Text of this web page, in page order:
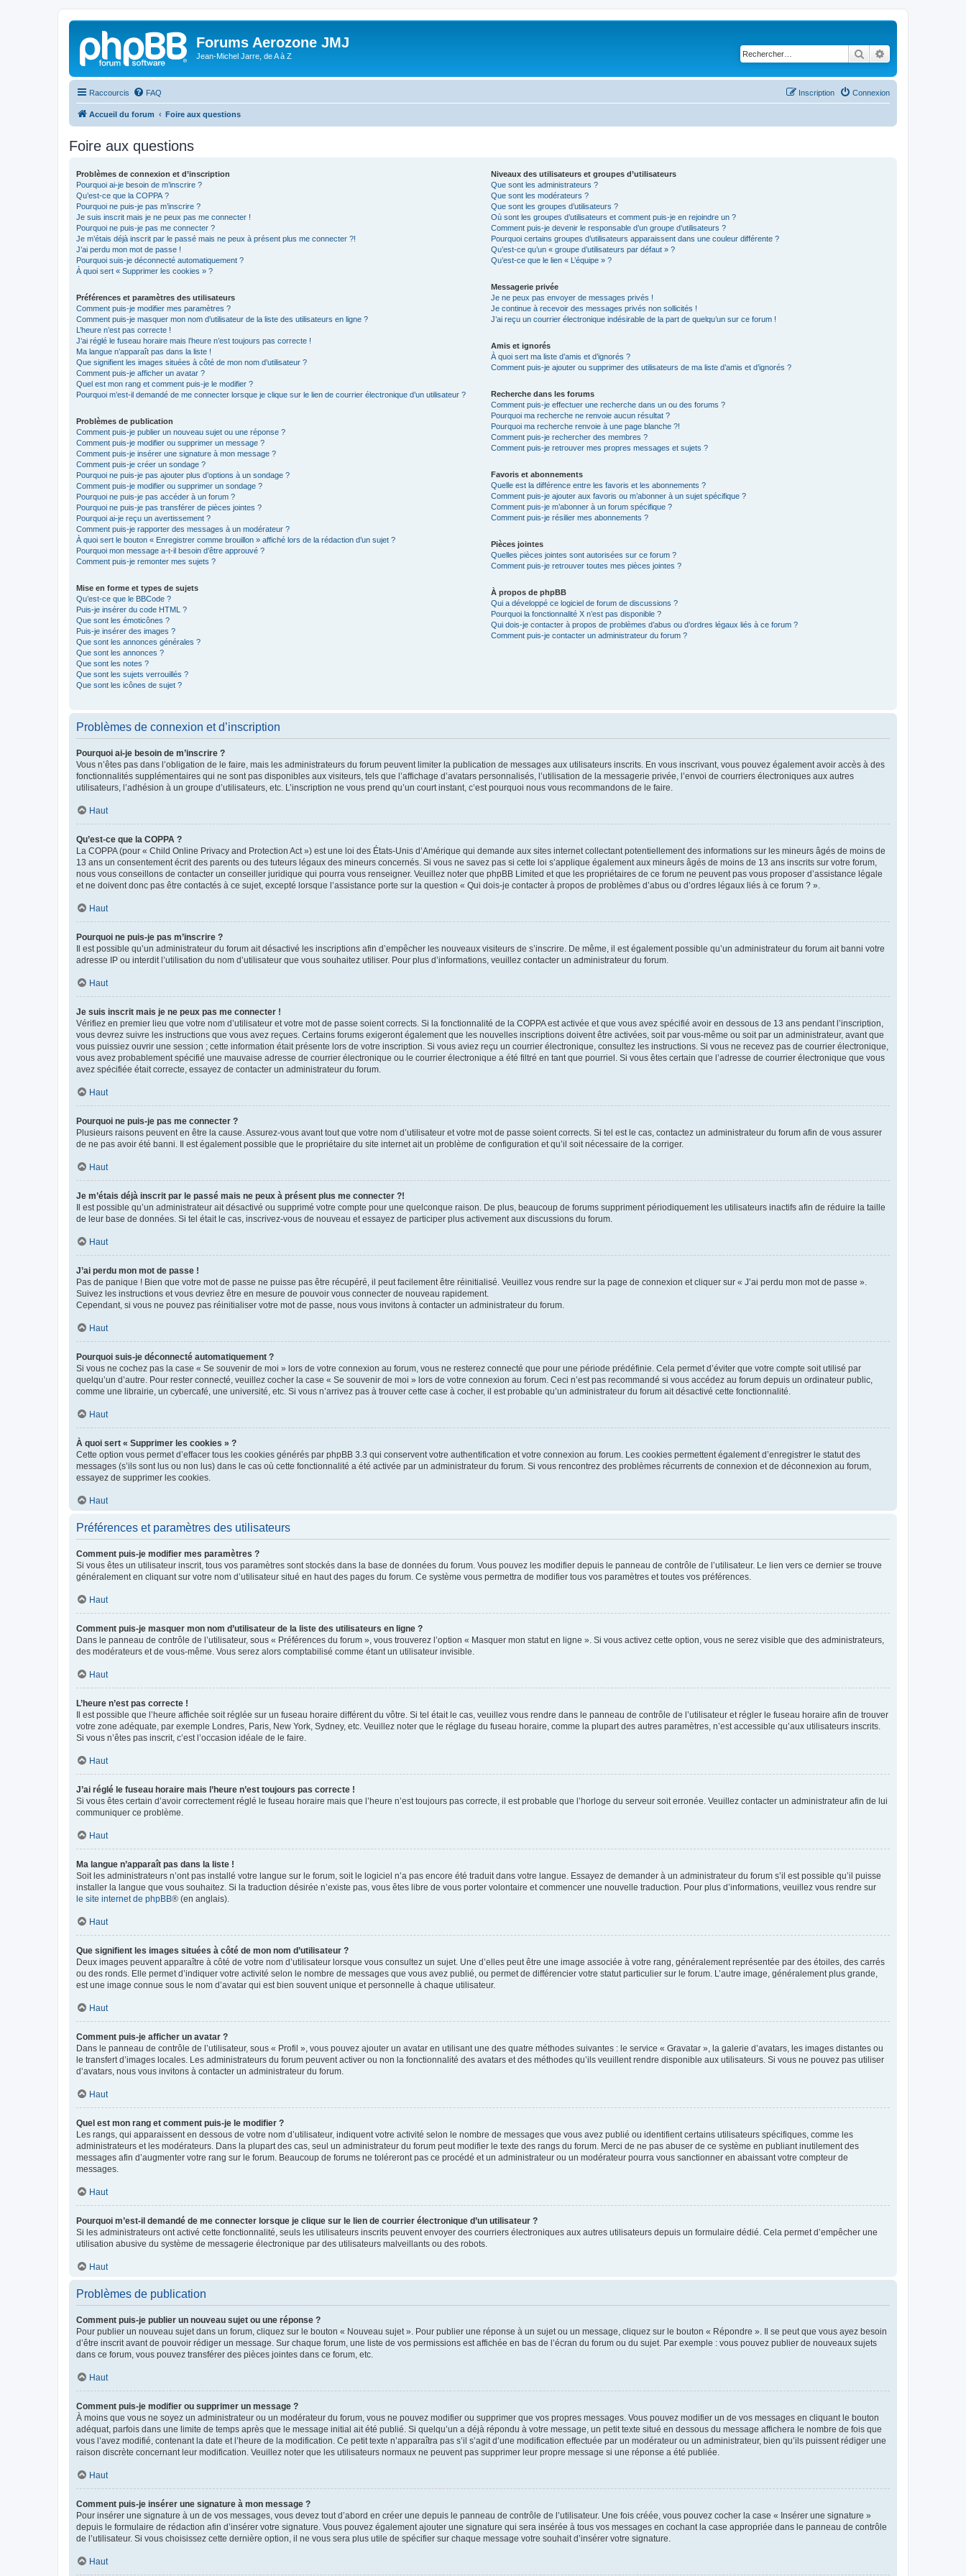
Forums Aerozone JMJ
Jean-Michel Jarre, de A à Z Rechercher
Raccourcis FAQ Connexion
Inscription
Accueil du forum Foire aux questions
Foire aux questions
Problèmes de connexion et d’inscription
Pourquoi ai-je besoin de m’inscrire ?
Qu’est-ce que la COPPA ?
Pourquoi ne puis-je pas m’inscrire ?
Je suis inscrit mais je ne peux pas me connecter !
Pourquoi ne puis-je pas me connecter ?
Je m’étais déjà inscrit par le passé mais ne peux à présent plus me connecter ?!
J’ai perdu mon mot de passe !
Pourquoi suis-je déconnecté automatiquement ?
À quoi sert « Supprimer les cookies » ?
Préférences et paramètres des utilisateurs
Comment puis-je modifier mes paramètres ?
Comment puis-je masquer mon nom d’utilisateur de la liste des utilisateurs en ligne ?
L’heure n’est pas correcte !
J’ai réglé le fuseau horaire mais l’heure n’est toujours pas correcte !
Ma langue n’apparaît pas dans la liste !
Que signifient les images situées à côté de mon nom d’utilisateur ?
Comment puis-je afficher un avatar ?
Quel est mon rang et comment puis-je le modifier ?
Pourquoi m’est-il demandé de me connecter lorsque je clique sur le lien de courrier électronique d’un utilisateur ?
Problèmes de publication
Comment puis-je publier un nouveau sujet ou une réponse ?
Comment puis-je modifier ou supprimer un message ?
Comment puis-je insérer une signature à mon message ?
Comment puis-je créer un sondage ?
Pourquoi ne puis-je pas ajouter plus d’options à un sondage ?
Comment puis-je modifier ou supprimer un sondage ?
Pourquoi ne puis-je pas accéder à un forum ?
Pourquoi ne puis-je pas transférer de pièces jointes ?
Pourquoi ai-je reçu un avertissement ?
Comment puis-je rapporter des messages à un modérateur ?
À quoi sert le bouton « Enregistrer comme brouillon » affiché lors de la rédaction d’un sujet ?
Pourquoi mon message a-t-il besoin d’être approuvé ?
Comment puis-je remonter mes sujets ?
Mise en forme et types de sujets
Qu’est-ce que le BBCode ?
Puis-je insérer du code HTML ?
Que sont les émoticônes ?
Puis-je insérer des images ?
Que sont les annonces générales ?
Que sont les annonces ?
Que sont les notes ?
Que sont les sujets verrouillés ?
Que sont les icônes de sujet ?
Niveaux des utilisateurs et groupes d’utilisateurs
Que sont les administrateurs ?
Que sont les modérateurs ?
Que sont les groupes d’utilisateurs ?
Où sont les groupes d’utilisateurs et comment puis-je en rejoindre un ?
Comment puis-je devenir le responsable d’un groupe d’utilisateurs ?
Pourquoi certains groupes d’utilisateurs apparaissent dans une couleur différente ?
Qu’est-ce qu’un « groupe d’utilisateurs par défaut » ?
Qu’est-ce que le lien « L’équipe » ?
Messagerie privée
Je ne peux pas envoyer de messages privés !
Je continue à recevoir des messages privés non sollicités !
J’ai reçu un courrier électronique indésirable de la part de quelqu’un sur ce forum !
Amis et ignorés
À quoi sert ma liste d’amis et d’ignorés ?
Comment puis-je ajouter ou supprimer des utilisateurs de ma liste d’amis et d’ignorés ?
Recherche dans les forums
Comment puis-je effectuer une recherche dans un ou des forums ?
Pourquoi ma recherche ne renvoie aucun résultat ?
Pourquoi ma recherche renvoie à une page blanche ?!
Comment puis-je rechercher des membres ?
Comment puis-je retrouver mes propres messages et sujets ?
Favoris et abonnements
Quelle est la différence entre les favoris et les abonnements ?
Comment puis-je ajouter aux favoris ou m’abonner à un sujet spécifique ?
Comment puis-je m’abonner à un forum spécifique ?
Comment puis-je résilier mes abonnements ?
Pièces jointes
Quelles pièces jointes sont autorisées sur ce forum ?
Comment puis-je retrouver toutes mes pièces jointes ?
À propos de phpBB
Qui a développé ce logiciel de forum de discussions ?
Pourquoi la fonctionnalité X n’est pas disponible ?
Qui dois-je contacter à propos de problèmes d’abus ou d’ordres légaux liés à ce forum ?
Comment puis-je contacter un administrateur du forum ?
Problèmes de connexion et d’inscription
Pourquoi ai-je besoin de m’inscrire ?
Vous n’êtes pas dans l’obligation de le faire, mais les administrateurs du forum peuvent limiter la publication de messages aux utilisateurs inscrits. En vous inscrivant, vous pouvez également avoir accès à des
fonctionnalités supplémentaires qui ne sont pas disponibles aux visiteurs, tels que l’affichage d’avatars personnalisés, l’utilisation de la messagerie privée, l’envoi de courriers électroniques aux autres
utilisateurs, l’adhésion à un groupe d’utilisateurs, etc. L’inscription ne vous prend qu’un court instant, c’est pourquoi nous vous recommandons de le faire.
Haut
Qu’est-ce que la COPPA ?
La COPPA (pour « Child Online Privacy and Protection Act ») est une loi des États-Unis d’Amérique qui demande aux sites internet collectant potentiellement des informations sur les mineurs âgés de moins de
13 ans un consentement écrit des parents ou des tuteurs légaux des mineurs concernés. Si vous ne savez pas si cette loi s’applique également aux mineurs âgés de moins de 13 ans inscrits sur votre forum,
nous vous conseillons de contacter un conseiller juridique qui pourra vous renseigner. Veuillez noter que phpBB Limited et que les propriétaires de ce forum ne peuvent pas vous proposer d’assistance légale
et ne doivent donc pas être contactés à ce sujet, excepté lorsque l’assistance porte sur la question « Qui dois-je contacter à propos de problèmes d’abus ou d’ordres légaux liés à ce forum ? ».
Haut
Pourquoi ne puis-je pas m’inscrire ?
Il est possible qu’un administrateur du forum ait désactivé les inscriptions afin d’empêcher les nouveaux visiteurs de s’inscrire. De même, il est également possible qu’un administrateur du forum ait banni votre
adresse IP ou interdit l’utilisation du nom d’utilisateur que vous souhaitez utiliser. Pour plus d’informations, veuillez contacter un administrateur du forum.
Haut
Je suis inscrit mais je ne peux pas me connecter !
Vérifiez en premier lieu que votre nom d’utilisateur et votre mot de passe soient corrects. Si la fonctionnalité de la COPPA est activée et que vous avez spécifié avoir en dessous de 13 ans pendant l’inscription,
vous devrez suivre les instructions que vous avez reçues. Certains forums exigeront également que les nouvelles inscriptions doivent être activées, soit par vous-même ou soit par un administrateur, avant que
vous puissiez ouvrir une session ; cette information était présente lors de votre inscription. Si vous aviez reçu un courrier électronique, consultez les instructions. Si vous ne recevez pas de courrier électronique,
vous avez probablement spécifié une mauvaise adresse de courrier électronique ou le courrier électronique a été filtré en tant que pourriel. Si vous êtes certain que l’adresse de courrier électronique que vous
avez spécifiée était correcte, essayez de contacter un administrateur du forum.
Haut
Pourquoi ne puis-je pas me connecter ?
Plusieurs raisons peuvent en être la cause. Assurez-vous avant tout que votre nom d’utilisateur et votre mot de passe soient corrects. Si tel est le cas, contactez un administrateur du forum afin de vous assurer
de ne pas avoir été banni. Il est également possible que le propriétaire du site internet ait un problème de configuration et qu’il soit nécessaire de la corriger.
Haut
Je m’étais déjà inscrit par le passé mais ne peux à présent plus me connecter ?!
Il est possible qu’un administrateur ait désactivé ou supprimé votre compte pour une quelconque raison. De plus, beaucoup de forums suppriment périodiquement les utilisateurs inactifs afin de réduire la taille
de leur base de données. Si tel était le cas, inscrivez-vous de nouveau et essayez de participer plus activement aux discussions du forum.
Haut
J’ai perdu mon mot de passe !
Pas de panique ! Bien que votre mot de passe ne puisse pas être récupéré, il peut facilement être réinitialisé. Veuillez vous rendre sur la page de connexion et cliquer sur « J’ai perdu mon mot de passe ».
Suivez les instructions et vous devriez être en mesure de pouvoir vous connecter de nouveau rapidement.
Cependant, si vous ne pouvez pas réinitialiser votre mot de passe, nous vous invitons à contacter un administrateur du forum.
Haut
Pourquoi suis-je déconnecté automatiquement ?
Si vous ne cochez pas la case « Se souvenir de moi » lors de votre connexion au forum, vous ne resterez connecté que pour une période prédéfinie. Cela permet d’éviter que votre compte soit utilisé par
quelqu’un d’autre. Pour rester connecté, veuillez cocher la case « Se souvenir de moi » lors de votre connexion au forum. Ceci n’est pas recommandé si vous accédez au forum depuis un ordinateur public,
comme une librairie, un cybercafé, une université, etc. Si vous n’arrivez pas à trouver cette case à cocher, il est probable qu’un administrateur du forum ait désactivé cette fonctionnalité.
Haut
À quoi sert « Supprimer les cookies » ?
Cette option vous permet d’effacer tous les cookies générés par phpBB 3.3 qui conservent votre authentification et votre connexion au forum. Les cookies permettent également d’enregistrer le statut des
messages (s’ils sont lus ou non lus) dans le cas où cette fonctionnalité a été activée par un administrateur du forum. Si vous rencontrez des problèmes récurrents de connexion et de déconnexion au forum,
essayez de supprimer les cookies.
Haut
Préférences et paramètres des utilisateurs
Comment puis-je modifier mes paramètres ?
Si vous êtes un utilisateur inscrit, tous vos paramètres sont stockés dans la base de données du forum. Vous pouvez les modifier depuis le panneau de contrôle de l’utilisateur. Le lien vers ce dernier se trouve
généralement en cliquant sur votre nom d’utilisateur situé en haut des pages du forum. Ce système vous permettra de modifier tous vos paramètres et toutes vos préférences.
Haut
Comment puis-je masquer mon nom d’utilisateur de la liste des utilisateurs en ligne ?
Dans le panneau de contrôle de l’utilisateur, sous « Préférences du forum », vous trouverez l’option « Masquer mon statut en ligne ». Si vous activez cette option, vous ne serez visible que des administrateurs,
des modérateurs et de vous-même. Vous serez alors comptabilisé comme étant un utilisateur invisible.
Haut
L’heure n’est pas correcte !
Il est possible que l’heure affichée soit réglée sur un fuseau horaire différent du vôtre. Si tel était le cas, veuillez vous rendre dans le panneau de contrôle de l’utilisateur et régler le fuseau horaire afin de trouver
votre zone adéquate, par exemple Londres, Paris, New York, Sydney, etc. Veuillez noter que le réglage du fuseau horaire, comme la plupart des autres paramètres, n’est accessible qu’aux utilisateurs inscrits.
Si vous n’êtes pas inscrit, c’est l’occasion idéale de le faire.
Haut
J’ai réglé le fuseau horaire mais l’heure n’est toujours pas correcte !
Si vous êtes certain d’avoir correctement réglé le fuseau horaire mais que l’heure n’est toujours pas correcte, il est probable que l’horloge du serveur soit erronée. Veuillez contacter un administrateur afin de lui
communiquer ce problème.
Haut
Ma langue n’apparaît pas dans la liste !
Soit les administrateurs n’ont pas installé votre langue sur le forum, soit le logiciel n’a pas encore été traduit dans votre langue. Essayez de demander à un administrateur du forum s’il est possible qu’il puisse
installer la langue que vous souhaitez. Si la traduction désirée n’existe pas, vous êtes libre de vous porter volontaire et commencer une nouvelle traduction. Pour plus d’informations, veuillez vous rendre sur
le site internet de phpBB® (en anglais).
Haut
Que signifient les images situées à côté de mon nom d’utilisateur ?
Deux images peuvent apparaître à côté de votre nom d’utilisateur lorsque vous consultez un sujet. Une d’elles peut être une image associée à votre rang, généralement représentée par des étoiles, des carrés
ou des ronds. Elle permet d’indiquer votre activité selon le nombre de messages que vous avez publié, ou permet de différencier votre statut particulier sur le forum. L’autre image, généralement plus grande,
est une image connue sous le nom d’avatar qui est bien souvent unique et personnelle à chaque utilisateur.
Haut
Comment puis-je afficher un avatar ?
Dans le panneau de contrôle de l’utilisateur, sous « Profil », vous pouvez ajouter un avatar en utilisant une des quatre méthodes suivantes : le service « Gravatar », la galerie d’avatars, les images distantes ou
le transfert d’images locales. Les administrateurs du forum peuvent activer ou non la fonctionnalité des avatars et des méthodes qu’ils veuillent rendre disponible aux utilisateurs. Si vous ne pouvez pas utiliser
d’avatars, nous vous invitons à contacter un administrateur du forum.
Haut
Quel est mon rang et comment puis-je le modifier ?
Les rangs, qui apparaissent en dessous de votre nom d’utilisateur, indiquent votre activité selon le nombre de messages que vous avez publié ou identifient certains utilisateurs spécifiques, comme les
administrateurs et les modérateurs. Dans la plupart des cas, seul un administrateur du forum peut modifier le texte des rangs du forum. Merci de ne pas abuser de ce système en publiant inutilement des
messages afin d’augmenter votre rang sur le forum. Beaucoup de forums ne toléreront pas ce procédé et un administrateur ou un modérateur pourra vous sanctionner en abaissant votre compteur de
messages.
Haut
Pourquoi m’est-il demandé de me connecter lorsque je clique sur le lien de courrier électronique d’un utilisateur ?
Si les administrateurs ont activé cette fonctionnalité, seuls les utilisateurs inscrits peuvent envoyer des courriers électroniques aux autres utilisateurs depuis un formulaire dédié. Cela permet d’empêcher une
utilisation abusive du système de messagerie électronique par des utilisateurs malveillants ou des robots.
Haut
Problèmes de publication
Comment puis-je publier un nouveau sujet ou une réponse ?
Pour publier un nouveau sujet dans un forum, cliquez sur le bouton « Nouveau sujet ». Pour publier une réponse à un sujet ou un message, cliquez sur le bouton « Répondre ». Il se peut que vous ayez besoin
d’être inscrit avant de pouvoir rédiger un message. Sur chaque forum, une liste de vos permissions est affichée en bas de l’écran du forum ou du sujet. Par exemple : vous pouvez publier de nouveaux sujets
dans ce forum, vous pouvez transférer des pièces jointes dans ce forum, etc.
Haut
Comment puis-je modifier ou supprimer un message ?
À moins que vous ne soyez un administrateur ou un modérateur du forum, vous ne pouvez modifier ou supprimer que vos propres messages. Vous pouvez modifier un de vos messages en cliquant le bouton
adéquat, parfois dans une limite de temps après que le message initial ait été publié. Si quelqu’un a déjà répondu à votre message, un petit texte situé en dessous du message affichera le nombre de fois que
vous l’avez modifié, contenant la date et l’heure de la modification. Ce petit texte n’apparaîtra pas s’il s’agit d’une modification effectuée par un modérateur ou un administrateur, bien qu’ils puissent rédiger une
raison discrète concernant leur modification. Veuillez noter que les utilisateurs normaux ne peuvent pas supprimer leur propre message si une réponse a été publiée.
Haut
Comment puis-je insérer une signature à mon message ?
Pour insérer une signature à un de vos messages, vous devez tout d’abord en créer une depuis le panneau de contrôle de l’utilisateur. Une fois créée, vous pouvez cocher la case « Insérer une signature »
depuis le formulaire de rédaction afin d’insérer votre signature. Vous pouvez également ajouter une signature qui sera insérée à tous vos messages en cochant la case appropriée dans le panneau de contrôle
de l’utilisateur. Si vous choisissez cette dernière option, il ne vous sera plus utile de spécifier sur chaque message votre souhait d’insérer votre signature.
Haut